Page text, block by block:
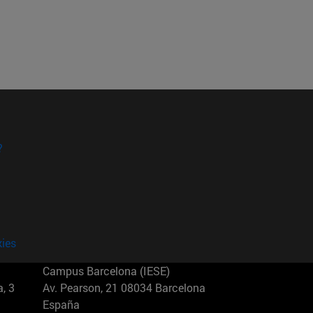
3
Campus Barcelona (IESE)
Av. Pearson, 21 08034 Barcelona
España